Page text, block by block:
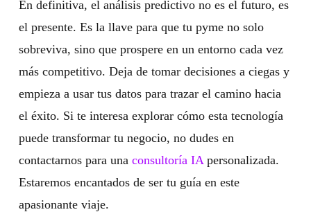
En definitiva, el análisis predictivo no es el futuro, es
el presente. Es la llave para que tu pyme no solo
sobreviva, sino que prospere en un entorno cada vez
más competitivo. Deja de tomar decisiones a ciegas y
empieza a usar tus datos para trazar el camino hacia
el éxito. Si te interesa explorar cómo esta tecnología
puede transformar tu negocio, no dudes en
contactarnos para una consultoría IApersonalizada.
Estaremos encantados de ser tu guía en este
apasionante viaje.